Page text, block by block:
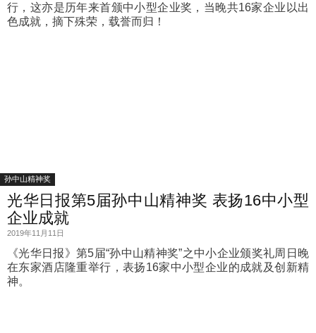
行，这亦是历年来首颁中小型企业奖，当晚共16家企业以出
色成就，摘下殊荣，载誉而归！
孙中山精神奖
光华日报第5届孙中山精神奖 表扬16中小型
企业成就
2019年11月11日
《光华日报》第5届“孙中山精神奖”之中小企业颁奖礼周日晚
在东家酒店隆重举行，表扬16家中小型企业的成就及创新精
神。